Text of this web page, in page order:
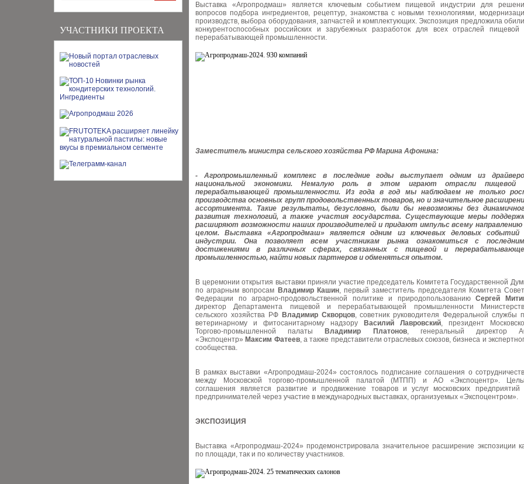
УЧАСТНИКИ ПРОЕКТА
Выставка «Агропродмаш» является ключевым событием пищевой индустрии для
вопросов подбора ингредиентов, рецептур, знакомства с новыми технологиями,
производств, выбора оборудования, запчастей и комплектующих. Экспозиция предложила
конкурентоспособных российских и зарубежных разработок для всех отраслей пищевой
перерабатывающей промышленности.
Заместитель министра сельского хозяйства РФ Марина Афонина:
- Агропромышленный комплекс в последние годы выступает одним из
национальной экономики. Немалую роль в этом играют отрасли пищевой
перерабатывающей промышленности. Из года в год мы наблюдаем не только
производства основных групп продовольственных товаров, но и значительное
ассортимента. Такие результаты, безусловно, были бы невозможны без
развития технологий, а также участия государства. Существующие меры
расширяют возможности наших производителей и придают импульс всему направлению
целом. Выставка «Агропродмаш» является одним из ключевых деловых событий
индустрии. Она позволяет всем участникам рынка ознакомиться с
достижениями в различных сферах, связанных с пищевой и
промышленностью, найти новых партнеров и обменяться опытом.
В церемонии открытия выставки приняли участие председатель Комитета Государственной
по аграрным вопросам Владимир Кашин, первый заместитель председателя Комитета
Федерации по аграрно-продовольственной политике и природопользованиюСергей
директор Департамента пищевой и перерабатывающей промышленности
сельского хозяйства РФ Владимир Скворцов, советник руководителя Федеральной службы
ветеринарному и фитосанитарному надзору
Василий Лавровский, президент
Торгово-промышленной палаты
Владимир Платонов, генеральный директор
«Экспоцентр» Максим Фатеев, а также представители отраслевых союзов, бизнеса и
сообщества.
В рамках выставки «Агропродмаш-2024» состоялось подписание соглашения о
между Московской торгово-промышленной палатой (МТПП) и АО «Экспоцентр».
соглашения является развитие и продвижение товаров и услуг московских предприятий
предпринимателей через участие в международных выставках, организуемых «Экспоцентром».
ЭКСПОЗИЦИЯ
Выставка «Агропродмаш-2024» продемонстрировала значительное расширение экспозиции
по площади, так и по количеству участников.